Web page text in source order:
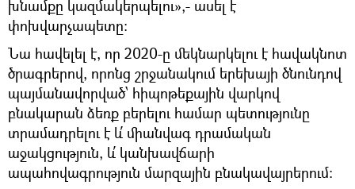
խնամքը կազմակերպելու»,- ասել է
փոխվարչապետը:
Նա հավելել է, որ 2020-ը մեկնարկելու է հավակնոտ
ծրագրերով, որոնց շրջանակում երեխայի ծնունդով
պայմանավորված՝ հիպոթեքային վարկով
բնակարան ձեռք բերելու համար պետությունը
տրամադրելու է և՛ միանվագ դրամական
աջակցություն, և՛ կանխավճարի
ապահովագրություն մարզային բնակավայրերում: